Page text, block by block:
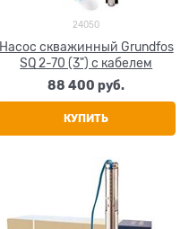
24050
Насос скважинный Grundfos
SQ 2-70 (3") с кабелем
88 400 руб.
КУПИТЬ